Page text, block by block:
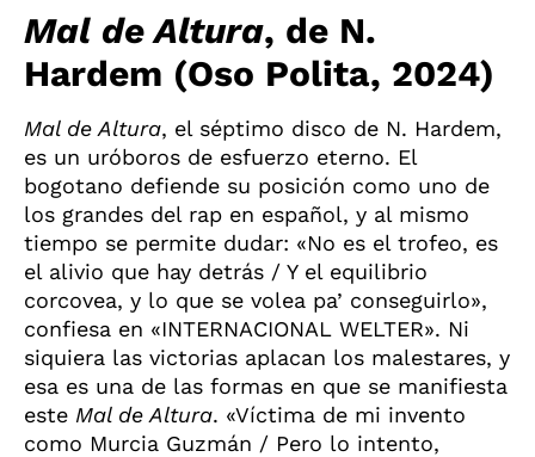
Mal de Altura, de N.
Hardem (Oso Polita, 2024)
Mal de Altura, el séptimo disco de N. Hardem,
es un uróboros de esfuerzo eterno. El
bogotano defiende su posición como uno de
los grandes del rap en español, y al mismo
tiempo se permite dudar: «No es el trofeo, es
el alivio que hay detrás / Y el equilibrio
corcovea, y lo que se volea pa’ conseguirlo»,
confiesa en «INTERNACIONAL WELTER». Ni
siquiera las victorias aplacan los malestares, y
esa es una de las formas en que se manifiesta
este Mal de Altura. «Víctima de mi invento
como Murcia Guzmán / Pero lo intento,